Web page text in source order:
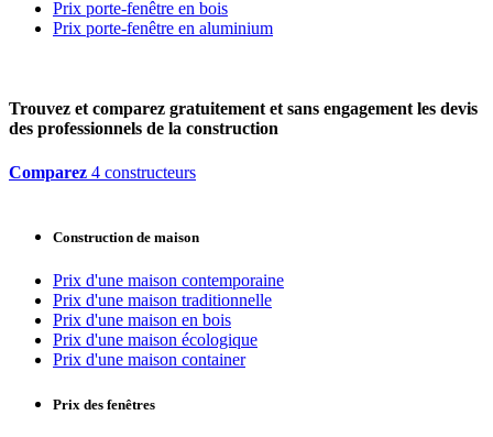
Prix porte-fenêtre en bois
Prix porte-fenêtre en aluminium
Trouvez et comparez gratuitement et sans engagement les devis
des professionnels de la construction
Comparez 4 constructeurs
Construction de maison
Prix d'une maison contemporaine
Prix d'une maison traditionnelle
Prix d'une maison en bois
Prix d'une maison écologique
Prix d'une maison container
Prix des fenêtres